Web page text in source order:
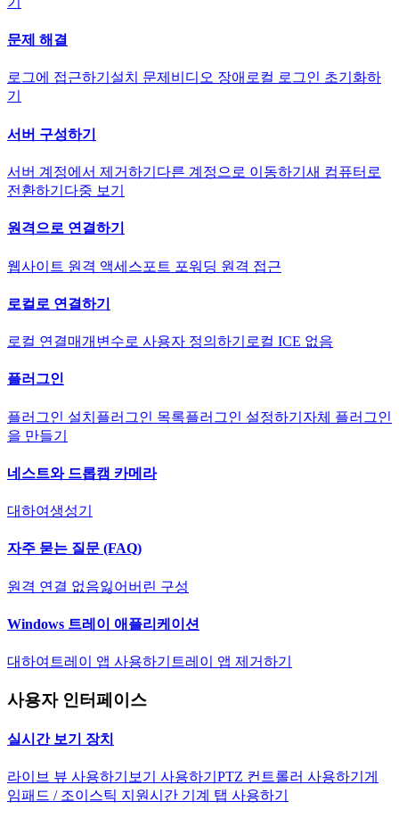
문제 해결
로그에 접근하기 설치 문제 비디오 장애 로컬 로그인 초기화하
기
서버 구성하기
서버 계정에서 제거하기 다른 계정으로 이동하기 새 컴퓨터로
전환하기 다중 보기
원격으로 연결하기
웹사이트 원격 액세스포트 포워딩 원격 접근
로컬로 연결하기
로컬 연결매개변수로 사용자 정의하기 로컬 ICE 없음
플러그인
플러그인 설치 플러그인 목록플러그인 설정하기 자체 플러그인
을 만들기
네스트와 드롭캠 카메라
대하여생성기
자주 묻는 질문 (FAQ)
원격 연결 없음잃어버린 구성
Windows 트레이 애플리케이션
대하여 트레이 앱 사용하기 트레이 앱 제거하기
사용자 인터페이스
실시간 보기 장치
라이브 뷰 사용하기 보기 사용하기 PTZ 컨트롤러 사용하기 게
임패드 / 조이스틱 지원시간 기계 탭 사용하기